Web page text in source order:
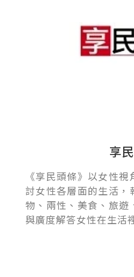
享
《享民頭條》以女性
討女性各層面的生活
物、兩性、美食、旅
與廣度解答女性在生活